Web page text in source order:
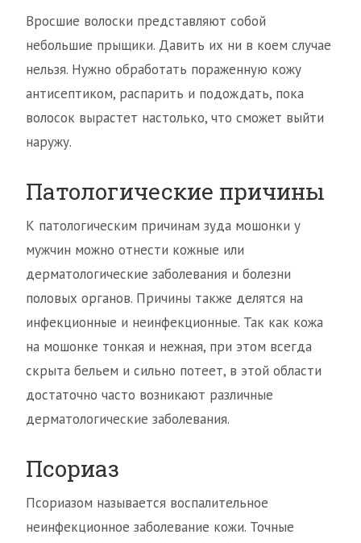
Вросшие волоски представляют собой
небольшие прыщики. Давить их ни в коем случае
нельзя. Нужно обработать пораженную кожу
антисептиком, распарить и подождать, пока
волосок вырастет настолько, что сможет выйти
наружу.
Патологические причины
К патологическим причинам зуда мошонки у
мужчин можно отнести кожные или
дерматологические заболевания и болезни
половых органов. Причины также делятся на
инфекционные и неинфекционные. Так как кожа
на мошонке тонкая и нежная, при этом всегда
скрыта бельем и сильно потеет, в этой области
достаточно часто возникают различные
дерматологические заболевания.
Псориаз
Псориазом называется воспалительное
неинфекционное заболевание кожи. Точные